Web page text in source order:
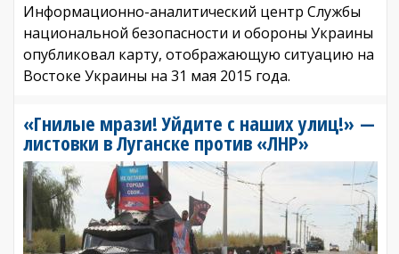
Информационно-аналитический центр Службы
национальной безопасности и обороны Украины
опубликовал карту, отображающую ситуацию на
Востоке Украины на 31 мая 2015 года.
«Гнилые мрази! Уйдите с наших улиц!» —
листовки в Луганске против «ЛНР»